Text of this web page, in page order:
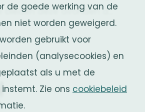
de goede werking van de
niet worden geweigerd.
gebruikt voor
(analysecookies) en
als u met de
Zie ons cookiebeleid
in te schrijven voor wie u
betaalt.Aan
verschijnt een
code waarmee u
bieden deze avonden de
leren rocken of je
en worden ze
diner en een